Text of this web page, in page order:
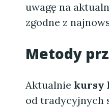
uwagę na
zgodne z
Metody
Aktualnie kursy
od tradycyjnych